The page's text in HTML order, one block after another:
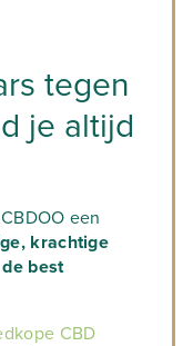
tegen
je altijd
een
krachtige
best
CBD